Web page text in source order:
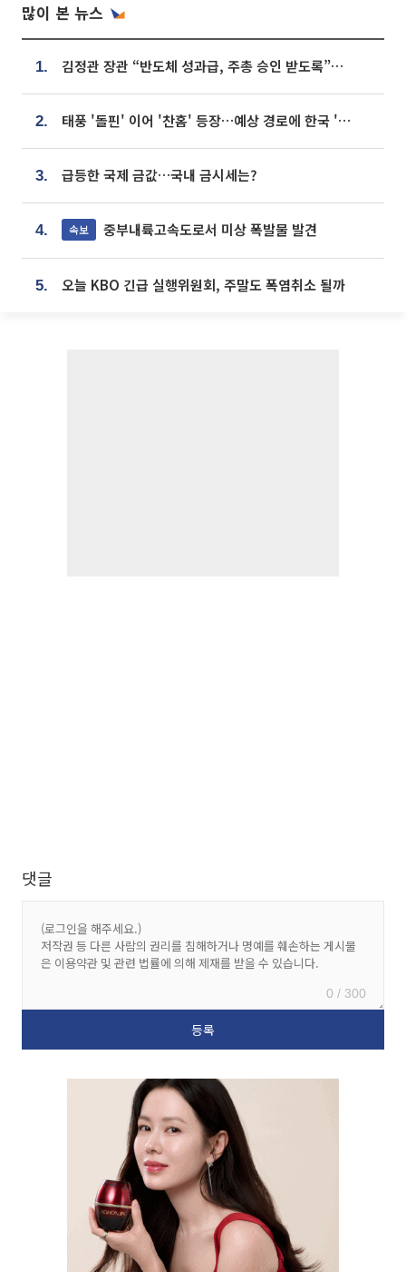
많이 본 뉴스
1. 김정관 장관 “반도체 성과급, 주총 승인 받도록”…상법·자본시장법 개정 시사
2. 태풍 '돌핀' 이어 '찬홈' 등장…예상 경로에 한국 '한숨'
3. 급등한 국제 금값…국내 금시세는?
4. 속보 중부내륙고속도로서 미상 폭발물 발견
5. 오늘 KBO 긴급 실행위원회, 주말도 폭염취소 될까
댓글
0 / 300